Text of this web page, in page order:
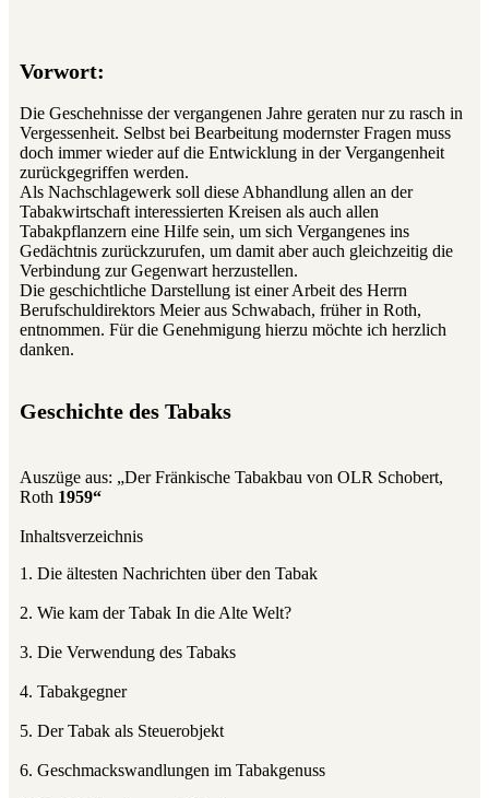
Vorwort:
Die Geschehnisse der vergangenen Jahre geraten nur zu rasch in
Vergessenheit. Selbst bei Bearbeitung modernster Fragen muss
doch immer wieder auf die Entwicklung in der Vergangenheit
zurückgegriffen werden.
Als Nachschlagewerk soll diese Abhandlung allen an der
Tabakwirtschaft interessierten Kreisen als auch allen
Tabakpflanzern eine Hilfe sein, um sich Vergangenes ins
Gedächtnis zurückzurufen, um damit aber auch gleichzeitig die
Verbindung zur Gegenwart herzustellen.
Die geschichtliche Darstellung ist einer Arbeit des Herrn
Berufschuldirektors Meier aus Schwabach, früher in Roth,
entnommen. Für die Genehmigung hierzu möchte ich herzlich
danken.
Geschichte des Tabaks
Auszüge aus: „Der Fränkische Tabakbau von OLR Schobert,
Roth 1959“
Inhaltsverzeichnis
1. Die ältesten Nachrichten über den Tabak
2. Wie kam der Tabak In die Alte Welt?
3. Die Verwendung des Tabaks
4. Tabakgegner
5. Der Tabak als Steuerobjekt
6. Geschmackswandlungen im Tabakgenuss